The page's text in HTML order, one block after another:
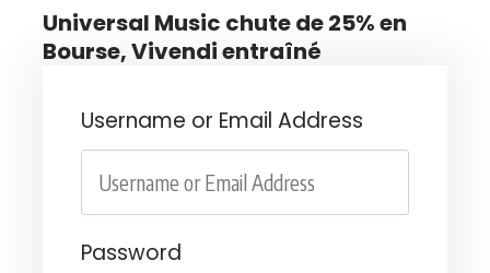
Universal Music chute de 25% en
Bourse, Vivendi entraîné
Username or Email Address
Password